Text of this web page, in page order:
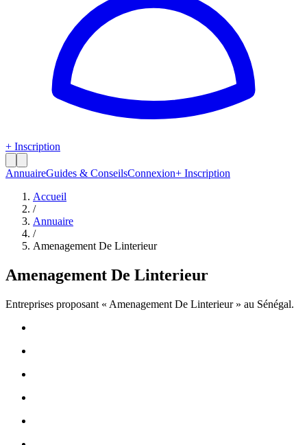
+ Inscription
AnnuaireGuides & ConseilsConnexion+ Inscription
Accueil
/
Annuaire
/
Amenagement De Linterieur
Amenagement De Linterieur
Entreprises proposant « Amenagement De Linterieur» au Sénégal.